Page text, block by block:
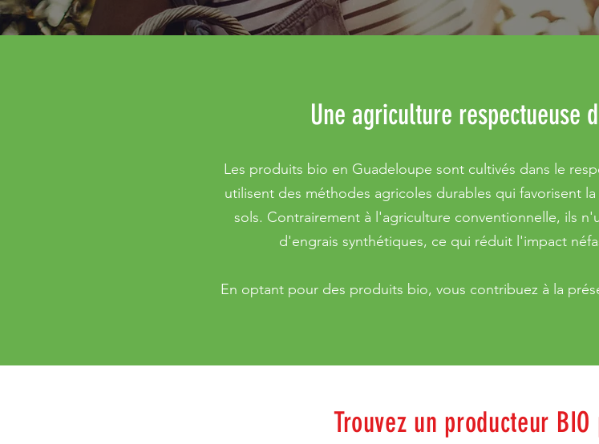
Une agriculture respectueuse
Les produits bio en Guadeloupe sont cultivés dans le
utilisent des méthodes agricoles durables qui favorisent
sols. Contrairement à l'agriculture conventionnelle, ils
d'engrais synthétiques, ce qui réduit l'impact
En optant pour des produits bio, vous contribuez à la
Trouvez un producteur